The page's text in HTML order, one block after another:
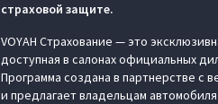
страховой защите.
VOYAH Страхование — это
доступная в салонах официальных
Программа создана в партнерстве с
и предлагает владельцам